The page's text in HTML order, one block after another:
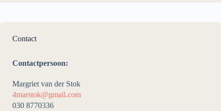
Contact
Contactpersoon:
Margriet van der Stok
4marstok@gmail.com
030 8770336